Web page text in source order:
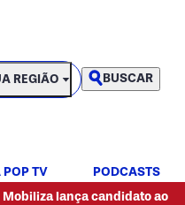
REGIÃO
REGIÃO BUSCAR
TV
PODCASTS
candidato ao governo do